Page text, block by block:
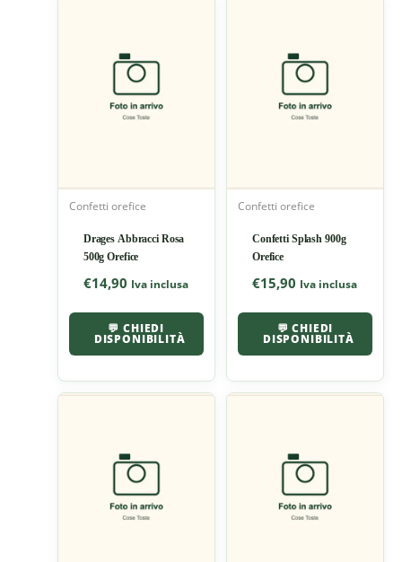
Confetti orefice
Drages Abbracci Rosa
500g Orefice
€14,90 Iva inclusa
💬 CHIEDI
DISPONIBILITÀ
Confetti orefice
Confetti Splash 900g
Orefice
€15,90 Iva inclusa
💬 CHIEDI
DISPONIBILITÀ